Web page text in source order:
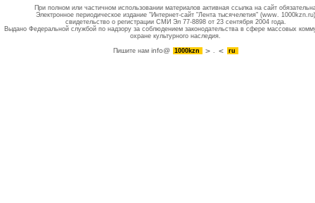
При полном или частичном использовании материалов активная ссылка на сайт
Электронное периодическое издание "Интернет-сайт "Лента тысячелетия" (www. 1000kzn.ru)
свидетельство о регистрации СМИ Эл 77-8898 от 23 сентября 2004 года.
Выдано Федеральной службой по надзору за соблюдением законодательства в сфере массовых
охране культурного наследия.
Пишите намinfo@ 1000kzn . ru